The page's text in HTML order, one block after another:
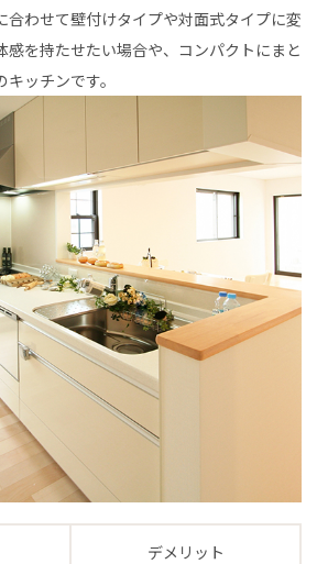
合わせて壁付けタイプや対面式タイプに変
感を持たせたい場合や、コンパクトにまと
ッチンです。
デメリット